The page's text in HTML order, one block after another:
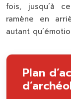
fois, jusqu’à
ramène en
autant
Plan